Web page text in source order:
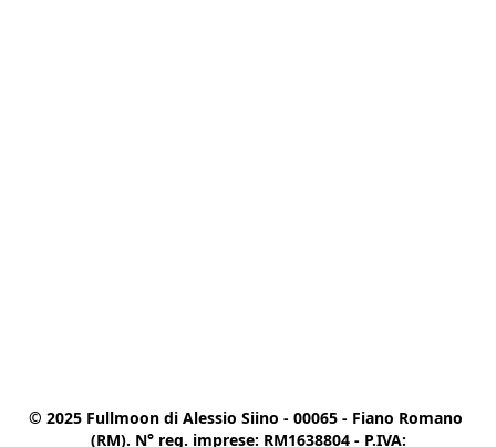
© 2025 Fullmoon di Alessio Siino - 00065 - Fiano Romano
(RM). N° reg. imprese: RM1638804 - P.IVA: